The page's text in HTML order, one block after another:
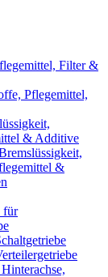
Filter &
Pflegemittel,
& Additive
&
für